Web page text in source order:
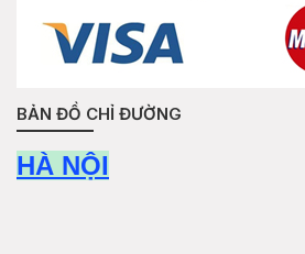
BẢN ĐỒ CHỈ ĐƯỜNG
HÀ NỘI